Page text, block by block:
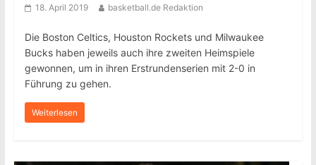
18. April 2019 basketball.de Redaktion
Die Boston Celtics, Houston Rockets und Milwaukee
Bucks haben jeweils auch ihre zweiten Heimspiele
gewonnen, um in ihren Erstrundenserien mit 2-0 in
Führung zu gehen.
Weiterlesen